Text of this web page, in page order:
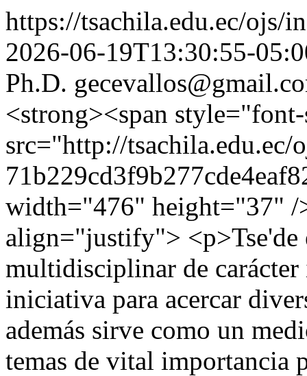
https://tsachila.edu.ec/ojs/
2026-06-19T13:30:55-
Ph.D.
<strong><span
src="http://tsachila.edu.ec/
width="476" height="37" /
align="justify"> <p>Tse'de
multidisciplinar de
iniciativa para acercar
además sirve como un
temas de vital importancia